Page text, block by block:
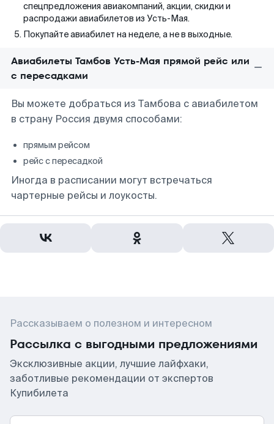
спецпредложения авиакомпаний, акции, скидки и
распродажи авиабилетов из Усть-Мая.
Покупайте авиабилет на неделе, а не в выходные.
Авиабилеты Тамбов Усть-Мая прямой рейс или
с пересадками
Вы можете добраться из Тамбова с авиабилетом
в страну Россия двумя способами:
прямым рейсом
рейс с пересадкой
Иногда в расписании могут встречаться
чартерные рейсы и лоукосты.
Рассказываем о полезном и интересном
Рассылка с выгодными предложениями
Эксклюзивные акции, лучшие лайфхаки,
заботливые рекомендации от экспертов
Купибилета